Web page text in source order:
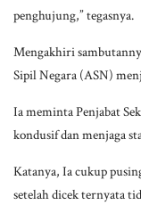
penghujung,” tegasnya.
Mengakhiri
Sipil Negara (ASN)
Ia meminta Penjabat
kondusif dan menjaga
Katanya, Ia cukup
setelah dicek ternyata